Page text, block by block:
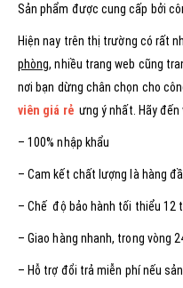
Sản phẩm được cung cấp bởi
Hiện nay trên thị trường có rất
phòng, nhiều trang web cũng
nơi bạn dừng chân chọn cho
viên giá rẻ ưng ý nhất. Hãy
– 100% nhập khẩu
– Cam kết chất lượng là hàng
– Chế độ bảo hành tối thiểu 12
– Giao hàng nhanh, trong vòng
– Hỗ trợ đổi trả miễn phí nếu